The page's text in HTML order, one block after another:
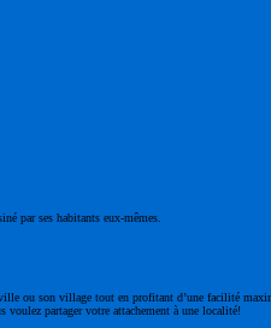
par ses habitants eux-mêmes.
ou son village tout en profitant d’une facilité
voulez partager votre attachement à une localité!